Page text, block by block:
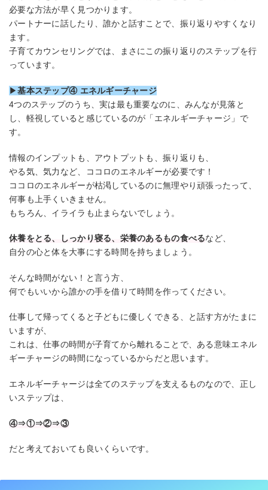
必要な方法が早く見つかります。
パートナーに話したり、誰かと話すことで、振り返りやすくなり
ます。
子育てカウンセリングでは、まさにこの振り返りのステップを行
っています。
▶基本ステップ④ エネルギーチャージ
4つのステップのうち、実は最も重要なのに、みんなが見落と
し、軽視していると感じているのが「エネルギーチャージ」で
す。
情報のインプットも、アウトプットも、振り返りも、
やる気、気力など、ココロのエネルギーが必要です！
ココロのエネルギーが枯渇しているのに無理やり頑張ったって、
何事も上手くいきません。
もちろん、イライラも止まらないでしょう。
休養をとる、しっかり寝る、栄養のあるもの食べるなど、
自分の心と体を大事にする時間を持ちましょう。
そんな時間がない！と言う方、
何でもいいから誰かの手を借りて時間を作ってください。
仕事して帰ってくると子どもに優しくできる、と話す方がたまに
いますが、
これは、仕事の時間が子育てから離れることで、ある意味エネル
ギーチャージの時間になっているからだと思います。
エネルギーチャージは全てのステップを支えるものなので、正し
いステップは、
④⇒①⇒②⇒③
だと考えておいても良いくらいです。